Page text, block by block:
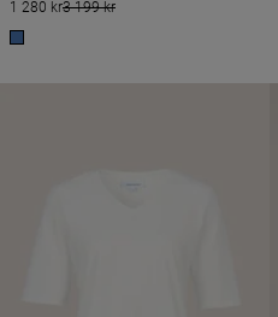
1 280 kr3 199 kr